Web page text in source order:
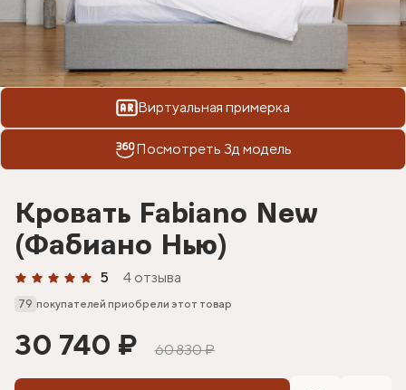
Виртуальная примерка
Посмотреть 3д модель
Кровать Fabiano New
(Фабиано Нью)
5 4 отзыва
79 покупателей приобрели этот товар
30 740 ₽ 60 830 ₽